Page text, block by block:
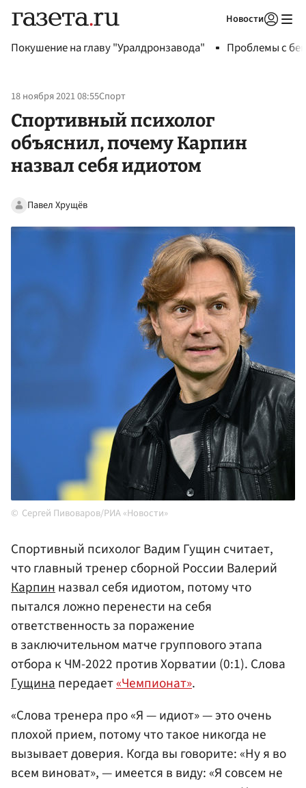
Новости
Покушение на главу "Уралдронзавода" Проблемы с
18 ноября 2021 08:55Спорт
Спортивный психолог
объяснил, почему Карпин
назвал себя идиотом
Павел Хрущёв
Сергей Пивоваров/РИА «Новости»
Спортивный психолог Вадим Гущин считает,
что главный тренер сборной России Валерий
Карпинназвал себя идиотом, потому что
пытался ложно перенести на себя
ответственность за поражение
в заключительном матче группового этапа
отбора к ЧМ-2022 против Хорватии (0:1). Слова
Гущинапередает«Чемпионат».
«Слова тренера про «Я — идиот» — это очень
плохой прием, потому что такое никогда не
вызывает доверия. Когда вы говорите: «Ну я во
всем виноват», — имеется в виду: «Я совсем не